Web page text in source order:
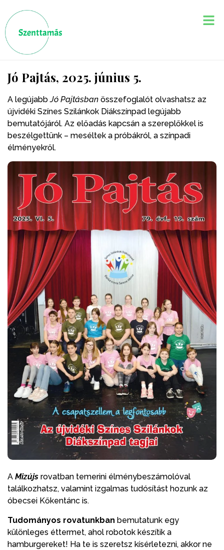
Jó Pajtás, 2025. június 5.
A legújabbJó Pajtásban összefoglalót olvashatsz az
újvidéki Színes Szilánkok Diákszínpad legújabb
bemutatójáról. Az előadás kapcsán a szereplőkkel is
beszélgettünk – meséltek a próbákról, a színpadi
élményekről.
A Mizújs rovatban temerini élménybeszámolóval
találkozhatsz, valamint izgalmas tudósítást hozunk az
óbecsei Kőkentánc is.
Tudományos rovatunkban bemutatunk egy
különleges éttermet, ahol robotok készítik a
hamburgereket! Ha te is szeretsz kísérletezni, akkor ne